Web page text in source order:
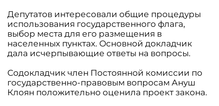
Депутатов интересовали общие процедуры
использования государственного флага,
выбор места для его размещения в
населенных пунктах. Основной докладчик
дала исчерпывающие ответы на вопросы.
Содокладчик член Постоянной комиссии по
государственно-правовым вопросам Ануш
Клоян положительно оценила проект закона.